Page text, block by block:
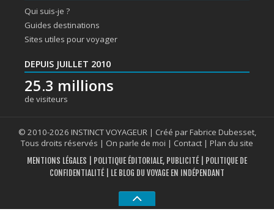
Qui suis-je ?
Guides destinations
Sites utiles pour voyager
DEPUIS JUILLET 2010
25.3 millions
de visiteurs
© 2010-2026 INSTINCT VOYAGEUR | Créé par Fabrice Dubesset,
Tous droits réservés | On parle de moi | Contact | Plan du site
MENTIONS LÉGALES POLITIQUE ÉDITORIALE, PUBLICITÉ
POLITIQUE DE
CONFIDENTIALITÉ | LE BLOG DU VOYAGE EN INDÉPENDANT